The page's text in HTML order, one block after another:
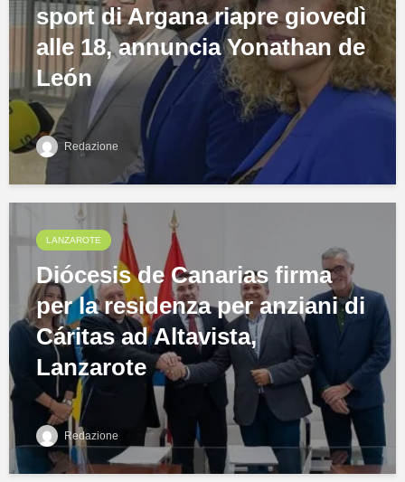
sport di Argana riapre giovedì
alle 18, annuncia Yonathan de
León
Redazione
LANZAROTE
Diócesis de Canarias firma
per la residenza per anziani di
Cáritas ad Altavista,
Lanzarote
Redazione